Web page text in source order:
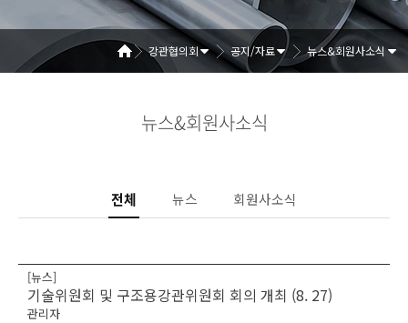
강관협의회 공지/자료 뉴스&회원사소식
뉴스&회원사소식
전체 뉴스 회원사소식
[뉴스]
기술위원회 및 구조용강관위원회 회의 개최 (8. 27)
관리자